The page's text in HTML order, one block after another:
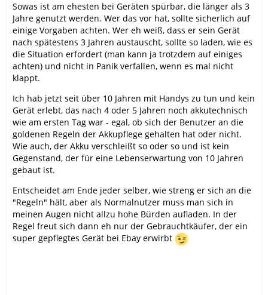
Sowas ist am ehesten bei Geräten spürbar, die länger als 3
Jahre genutzt werden. Wer das vor hat, sollte sicherlich auf
einige Vorgaben achten. Wer eh weiß, dass er sein Gerät
nach spätestens 3 Jahren austauscht, sollte so laden, wie es
die Situation erfordert (man kann ja trotzdem auf einiges
achten) und nicht in Panik verfallen, wenn es mal nicht
klappt.
Ich hab jetzt seit über 10 Jahren mit Handys zu tun und kein
Gerät erlebt, das nach 4 oder 5 Jahren noch akkutechnisch
wie am ersten Tag war - egal, ob sich der Benutzer an die
goldenen Regeln der Akkupflege gehalten hat oder nicht.
Wie auch, der Akku verschleißt so oder so und ist kein
Gegenstand, der für eine Lebenserwartung von 10 Jahren
gebaut ist.
Entscheidet am Ende jeder selber, wie streng er sich an die
"Regeln" hält, aber als Normalnutzer muss man sich in
meinen Augen nicht allzu hohe Bürden aufladen. In der
Regel freut sich dann eh nur der Gebrauchtkäufer, der ein
super gepflegtes Gerät bei Ebay erwirbt